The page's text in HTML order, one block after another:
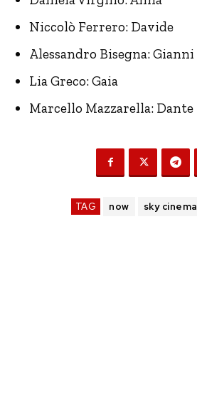
Niccolò Ferrero: Davide
Alessandro Bisegna: Gianni
Lia Greco: Gaia
Marcello Mazzarella: Dante
TAG now sky cinema